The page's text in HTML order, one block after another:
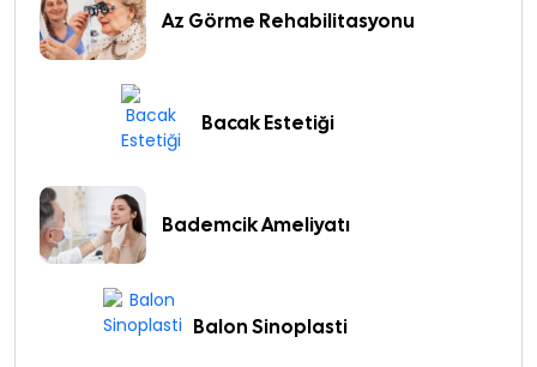
Az Görme Rehabilitasyonu
Bacak Estetiği
Bademcik Ameliyatı
Balon Sinoplasti